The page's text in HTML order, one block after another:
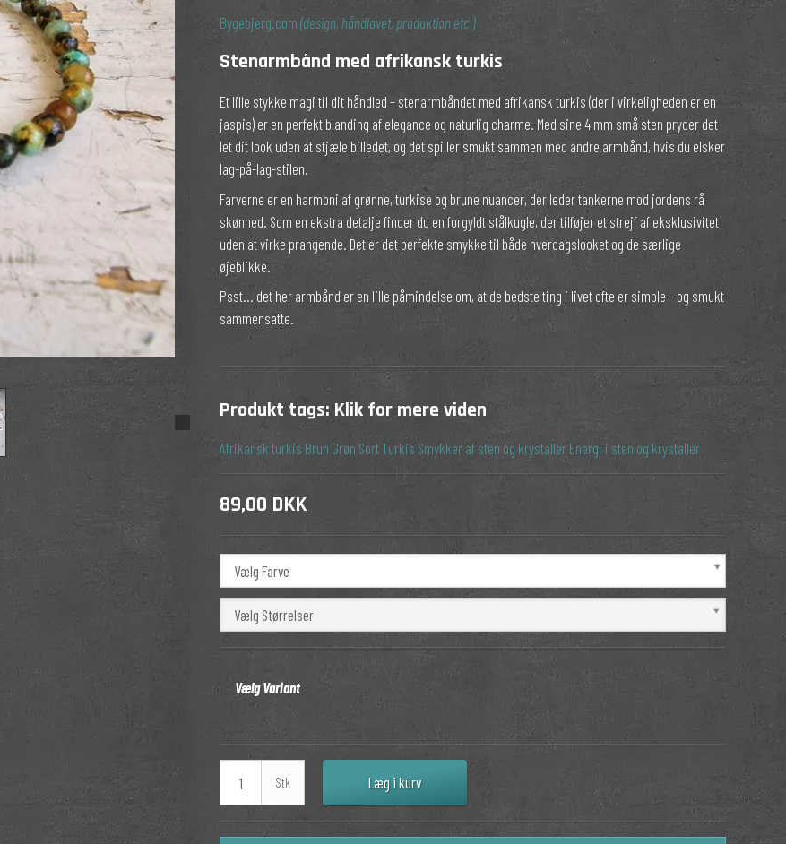
Bygebjerg.com (design, håndlavet, produktion etc.)
Stenarmbånd med afrikansk turkis
Et lille stykke magi til dit håndled – stenarmbåndet med afrikansk turkis (der i virkeligheden er en
jaspis) er en perfekt blanding af elegance og naturlig charme. Med sine 4 mm små sten pryder det
let dit look uden at stjæle billedet, og det spiller smukt sammen med andre armbånd, hvis du elsker
lag-på-lag-stilen.
Farverne er en harmoni af grønne, turkise og brune nuancer, der leder tankerne mod jordens rå
skønhed. Som en ekstra detalje finder du en forgyldt stålkugle, der tilføjer et strejf af eksklusivitet
uden at virke prangende. Det er det perfekte smykke til både hverdagslooket og de særlige
øjeblikke.
Psst... det her armbånd er en lille påmindelse om, at de bedste ting i livet ofte er simple – og smukt
sammensatte.
Produkt tags: Klik for mere viden
Afrikansk turkis Brun Grøn Sort Turkis Smykker af sten og krystaller Energi i sten og krystaller
89,00 DKK
Vælg Farve
Vælg Størrelser
Vælg Variant
Stk Læg i kurv